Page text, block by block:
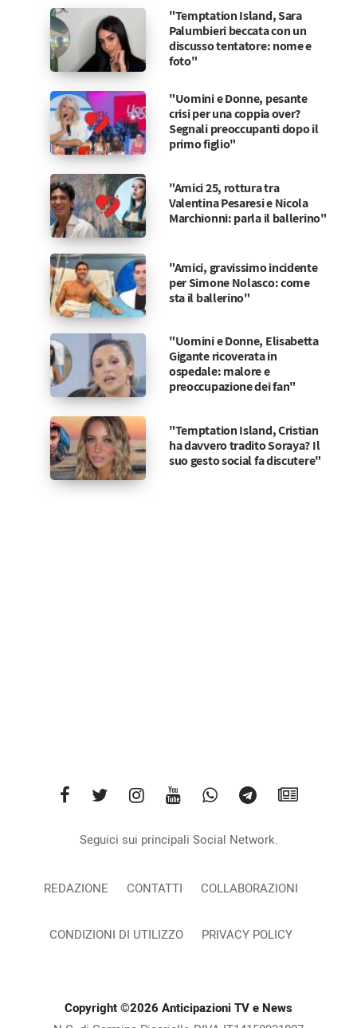
"Temptation Island, Sara
Palumbieri beccata con un
discusso tentatore: nome e
foto"
"Uomini e Donne, pesante
crisi per una coppia over?
Segnali preoccupanti dopo il
primo figlio"
"Amici 25, rottura tra
Valentina Pesaresi e Nicola
Marchionni: parla il ballerino"
"Amici, gravissimo incidente
per Simone Nolasco: come
sta il ballerino"
"Uomini e Donne, Elisabetta
Gigante ricoverata in
ospedale: malore e
preoccupazione dei fan"
"Temptation Island, Cristian
ha davvero tradito Soraya? Il
suo gesto social fa discutere"
Seguici sui principali Social Network.
REDAZIONE CONTATTI COLLABORAZIONI
CONDIZIONI DI UTILIZZO PRIVACY POLICY
Copyright ©2026 Anticipazioni TV e News